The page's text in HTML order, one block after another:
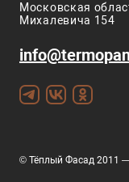
Московская
Михалевича 154
© Тёплый Фасад 2011